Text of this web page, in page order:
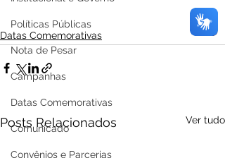
Políticas Públicas
Nota de Pesar
Campanhas
Datas Comemorativas
Comunicado
Convênios e Parcerias
Datas Comemorativas
Posts Relacionados Ver tudo